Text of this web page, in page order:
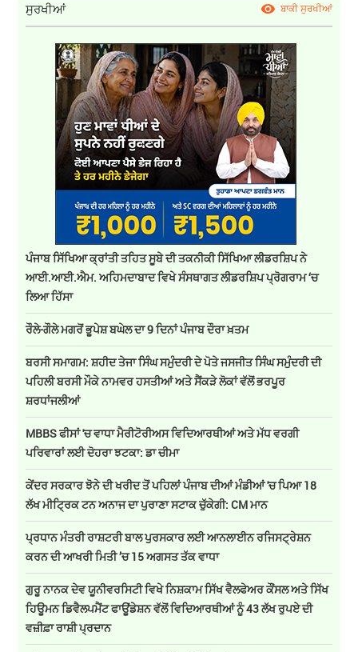
ਸੁਰਖੀਆਂ ਬਾਕੀ ਸੁਰਖੀਆਂ
ਪੰਜਾਬ ਸਿੱਖਿਆ ਕ੍ਰਾਂਤੀ ਤਹਿਤ ਸੂਬੇ ਦੀ ਤਕਨੀਕੀ ਸਿੱਖਿਆ ਲੀਡਰਸ਼ਿਪ ਨੇ
ਆਈ.ਆਈ.ਐਮ. ਅਹਿਮਦਾਬਾਦ ਵਿਖੇ ਸੰਸਥਾਗਤ ਲੀਡਰਸ਼ਿਪ ਪ੍ਰੋਗਰਾਮ ‘ਚ
ਲਿਆ ਹਿੱਸਾ
ਰੌਲੇ-ਗੌਲੇ ਮਗਰੋਂ ਭੂਪੇਸ਼ ਬਘੇਲ ਦਾ 9 ਦਿਨਾਂ ਪੰਜਾਬ ਦੌਰਾ ਖ਼ਤਮ
ਬਰਸੀ ਸਮਾਗਮ: ਸ਼ਹੀਦ ਤੇਜਾ ਸਿੰਘ ਸਮੁੰਦਰੀ ਦੇ ਪੋਤੇ ਜਸਜੀਤ ਸਿੰਘ ਸਮੁੰਦਰੀ ਦੀ
ਪਹਿਲੀ ਬਰਸੀ ਮੌਕੇ ਨਾਮਵਰ ਹਸਤੀਆਂ ਅਤੇ ਸੈਂਕੜੇ ਲੋਕਾਂ ਵੱਲੋਂ ਭਰਪੂਰ
ਸ਼ਰਧਾਂਜਲੀਆਂ
MBBS ਫੀਸਾਂ 'ਚ ਵਾਧਾ ਮੈਰੀਟੋਰੀਅਸ ਵਿਦਿਆਰਥੀਆਂ ਅਤੇ ਮੱਧ ਵਰਗੀ
ਪਰਿਵਾਰਾਂ ਲਈ ਦੋਹਰਾ ਝਟਕਾ: ਡਾ ਚੀਮਾ
ਕੇਂਦਰ ਸਰਕਾਰ ਝੋਨੇ ਦੀ ਖਰੀਦ ਤੋਂ ਪਹਿਲਾਂ ਪੰਜਾਬ ਦੀਆਂ ਮੰਡੀਆਂ 'ਚ ਪਿਆ 18
ਲੱਖ ਮੀਟ੍ਰਿਕ ਟਨ ਅਨਾਜ ਦਾ ਪੁਰਾਣਾ ਸਟਾਕ ਚੁੱਕੇਗੀ: CM ਮਾਨ
ਪ੍ਰਧਾਨ ਮੰਤਰੀ ਰਾਸ਼ਟਰੀ ਬਾਲ ਪੁਰਸਕਾਰ ਲਈ ਆਨਲਾਈਨ ਰਜਿਸਟ੍ਰੇਸ਼ਨ
ਕਰਨ ਦੀ ਆਖਰੀ ਮਿਤੀ ’ਚ 15 ਅਗਸਤ ਤੱਕ ਵਾਧਾ
ਗੁਰੂ ਨਾਨਕ ਦੇਵ ਯੂਨੀਵਰਸਿਟੀ ਵਿਖੇ ਨਿਸ਼ਕਾਮ ਸਿੱਖ ਵੈਲਫੇਅਰ ਕੌਂਸਲ ਅਤੇ ਸਿੱਖ
ਹਿਊਮਨ ਡਿਵੈਲਪਮੈਂਟ ਫਾਊਂਡੇਸ਼ਨ ਵੱਲੋਂ ਵਿਦਿਆਰਥੀਆਂ ਨੂੰ 43 ਲੱਖ ਰੁਪਏ ਦੀ
ਵਜ਼ੀਫ਼ਾ ਰਾਸ਼ੀ ਪ੍ਰਦਾਨ